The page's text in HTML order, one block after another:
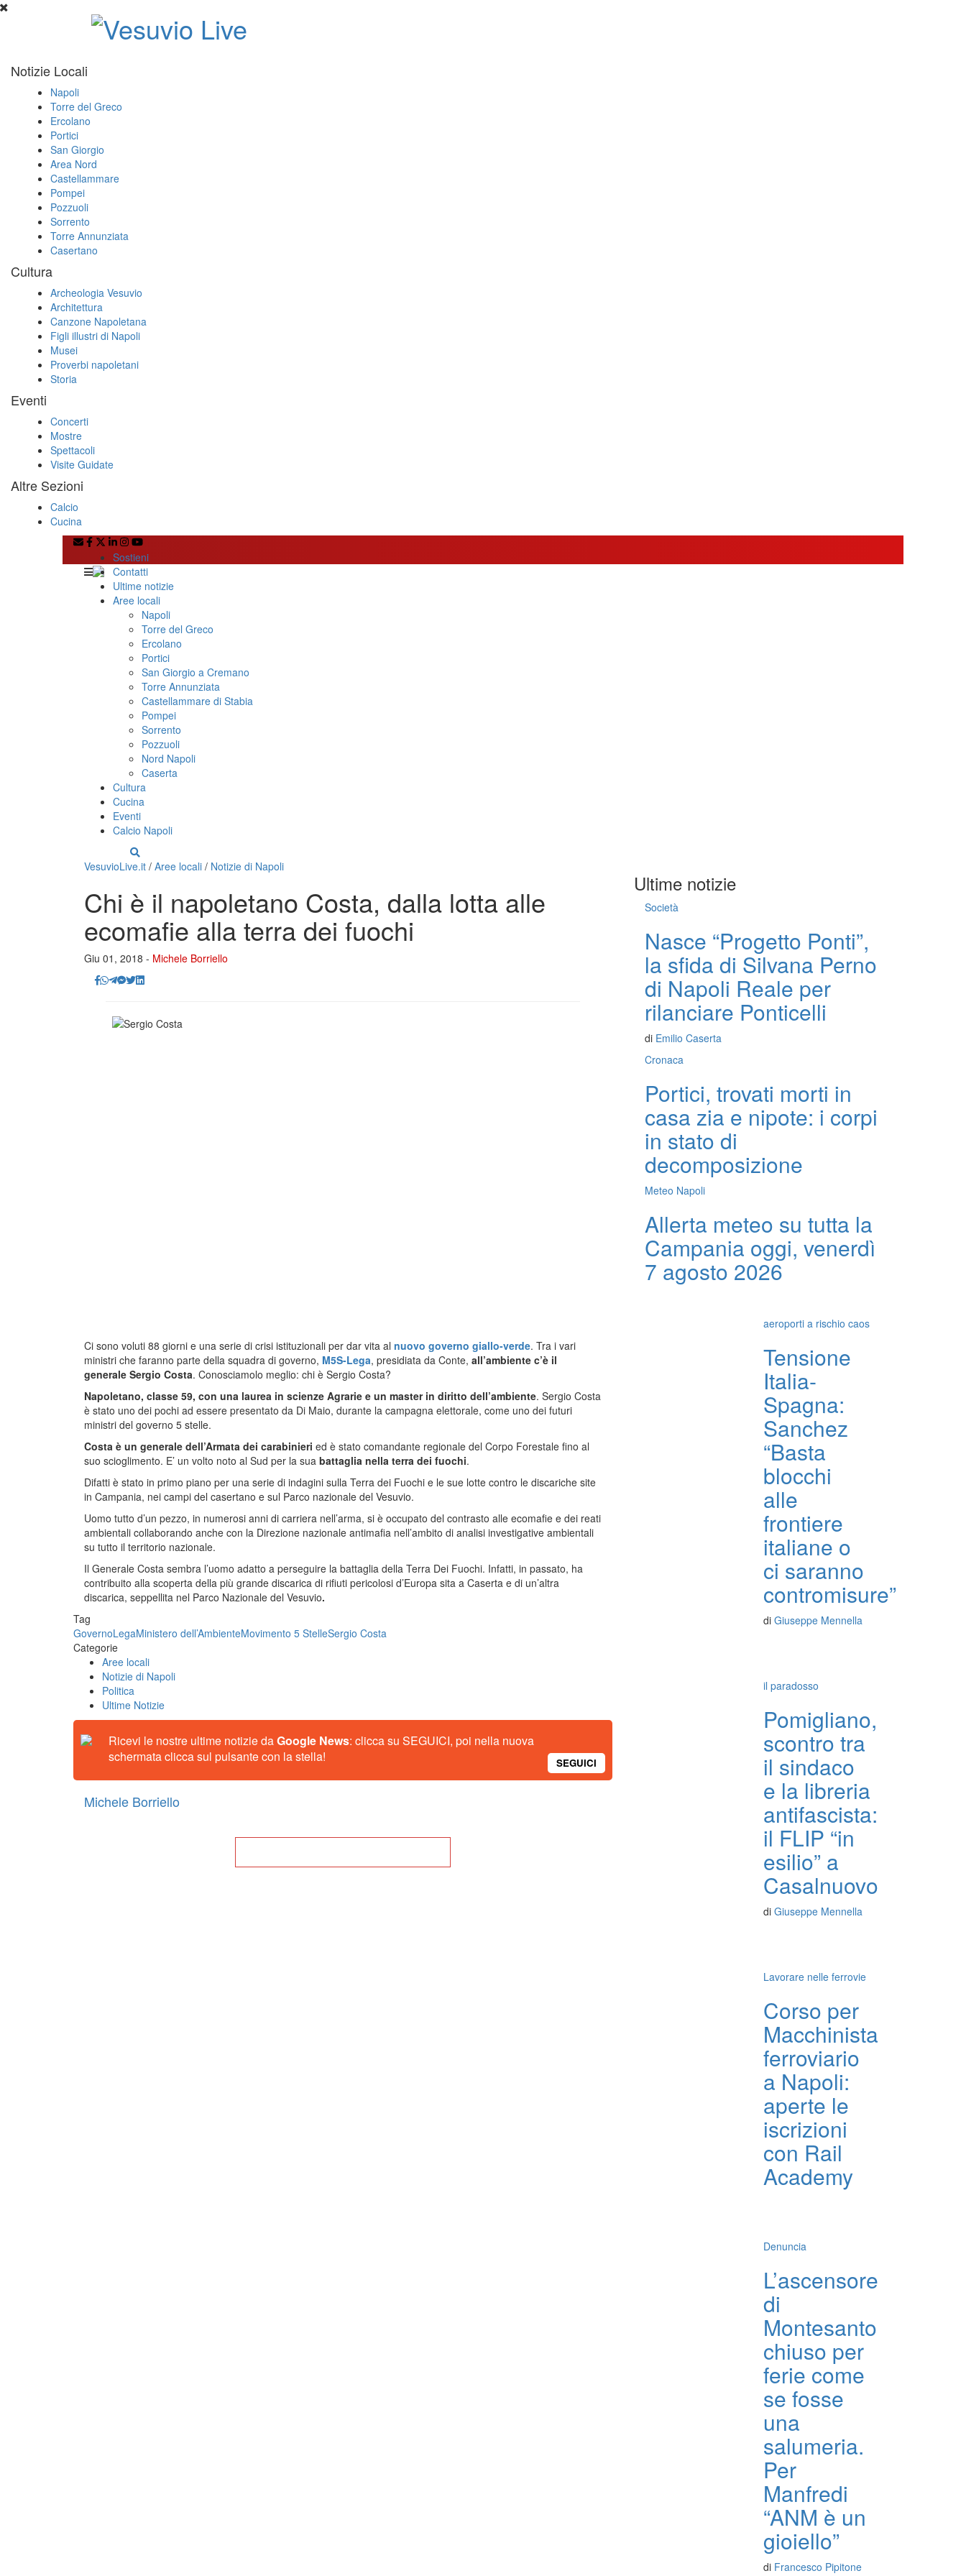
Notizie Locali
Napoli
Torre del Greco
Ercolano
Portici
San Giorgio
Area Nord
Castellammare
Pompei
Pozzuoli
Sorrento
Torre Annunziata
Casertano
Cultura
Archeologia Vesuvio
Architettura
Canzone Napoletana
Figli illustri di Napoli
Musei
Proverbi napoletani
Storia
Eventi
Concerti
Mostre
Spettacoli
Visite Guidate
Altre Sezioni
Calcio
Cucina
Sostieni
Contatti
Ultime notizie
Aree locali
Napoli
Torre del Greco
Ercolano
Portici
San Giorgio a Cremano
Torre Annunziata
Castellammare di Stabia
Pompei
Sorrento
Pozzuoli
Nord Napoli
Caserta
Cultura
Cucina
Eventi
Calcio Napoli
VesuvioLive.it / Aree locali / Notizie di Napoli
Chi è il napoletano Costa, dalla lotta alle
ecomafie alla terra dei fuochi
Giu 01, 2018 - Michele Borriello
Ci sono voluti 88 giorni e una serie di crisi istituzionali per dar vita al nuovo governo giallo-verde. Tra i vari
ministri che faranno parte della squadra di governo, M5S-Lega, presidiata da Conte, all’ambiente c’è il
generale Sergio Costa. Conosciamolo meglio: chi è Sergio Costa?
Napoletano, classe 59, con una laurea in scienze Agrarie e un master in diritto dell’ambiente. Sergio Costa
è stato uno dei pochi ad essere presentato da Di Maio, durante la campagna elettorale, come uno dei futuri
ministri del governo 5 stelle.
Costa è un generale dell’Armata dei carabinieri ed è stato comandante regionale del Corpo Forestale fino al
suo scioglimento. E’ un volto noto al Sud per la sua battaglia nella terra dei fuochi.
Difatti è stato in primo piano per una serie di indagini sulla Terra dei Fuochi e le sue lotte contro le discariche site
in Campania, nei campi del casertano e sul Parco nazionale del Vesuvio.
Uomo tutto d’un pezzo, in numerosi anni di carriera nell’arma, si è occupato del contrasto alle ecomafie e dei reati
ambientali collaborando anche con la Direzione nazionale antimafia nell’ambito di analisi investigative ambientali
su tutto il territorio nazionale.
Il Generale Costa sembra l’uomo adatto a perseguire la battaglia della Terra Dei Fuochi. Infatti, in passato, ha
contribuito alla scoperta della più grande discarica di rifiuti pericolosi d’Europa sita a Caserta e di un’altra
discarica, seppellita nel Parco Nazionale del Vesuvio.
Tag
GovernoLegaMinistero dell’AmbienteMovimento 5 StelleSergio Costa
Categorie
Aree locali
Notizie di Napoli
Politica
Ultime Notizie
Ricevi le nostre ultime notizie daGoogle News: clicca su SEGUICI, poi nella nuova
schermata clicca sul pulsante con la stella!
SEGUICI
Michele Borriello
Ultime notizie
Società
Nasce “Progetto Ponti”,
la sfida di Silvana Perno
di Napoli Reale per
rilanciare Ponticelli
di Emilio Caserta
Cronaca
Portici, trovati morti in
casa zia e nipote: i corpi
in stato di
decomposizione
Meteo Napoli
Allerta meteo su tutta la
Campania oggi, venerdì
7 agosto 2026
aeroporti a rischio caos
Tensione
Italia-
Spagna:
Sanchez
“Basta
blocchi
alle
frontiere
italiane o
ci saranno
contromisure”
di Giuseppe Mennella
il paradosso
Pomigliano,
scontro tra
il sindaco
e la libreria
antifascista:
il FLIP “in
esilio” a
Casalnuovo
di Giuseppe Mennella
Lavorare nelle ferrovie
Corso per
Macchinista
ferroviario
a Napoli:
aperte le
iscrizioni
con Rail
Academy
Denuncia
L’ascensore
di
Montesanto
chiuso per
ferie come
se fosse
una
salumeria.
Per
Manfredi
“ANM è un
gioiello”
di Francesco Pipitone